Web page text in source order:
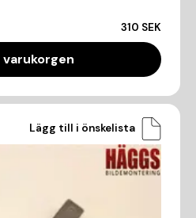
310 SEK
varukorgen
Lägg till i önskelista